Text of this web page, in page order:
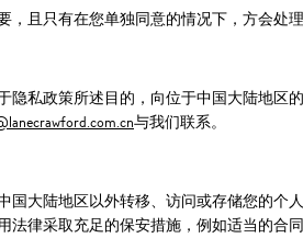
且只有在您单独同意的情况下，方会处理
隐私政策所述目的，向位于中国大陆地区
与我们联系。
国大陆地区以外转移、访问或存储您的个
律采取充足的保安措施，例如适当的合同